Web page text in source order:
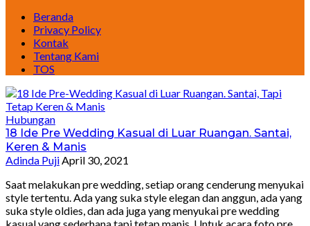
Beranda
Privacy Policy
Kontak
Tentang Kami
TOS
Hubungan
18 Ide Pre Wedding Kasual di Luar Ruangan. Santai,
Keren & Manis
Adinda PujiApril 30, 2021
Saat melakukan pre wedding, setiap orang cenderung menyukai
style tertentu. Ada yang suka style elegan dan anggun, ada yang
suka style oldies, dan ada juga yang menyukai pre wedding